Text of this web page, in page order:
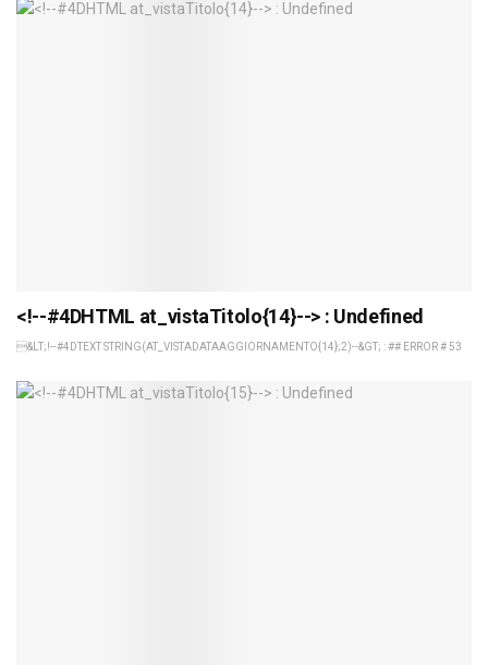
<!--#4DHTML at_vistaTitolo{14}--> : Undefined
&LT;!--#4DTEXT STRING(AT_VISTADATAAGGIORNAMENTO{14};2)--&GT; : ## ERROR # 53